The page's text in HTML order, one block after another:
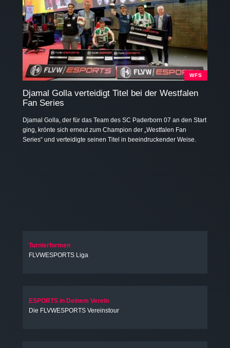
WFS
Djamal Golla verteidigt Titel bei der Westfalen
Fan Series
Djamal Golla, der für das Team des SC Paderborn 07 an den Start
ging, krönte sich erneut zum Champion der „Westfalen Fan
Series“ und verteidigte seinen Titel in beeindruckender Weise.
Turnierformen
FLVWESPORTS Liga
ESPORTS in Deinem Verein
Die FLVWESPORTS Vereinstour